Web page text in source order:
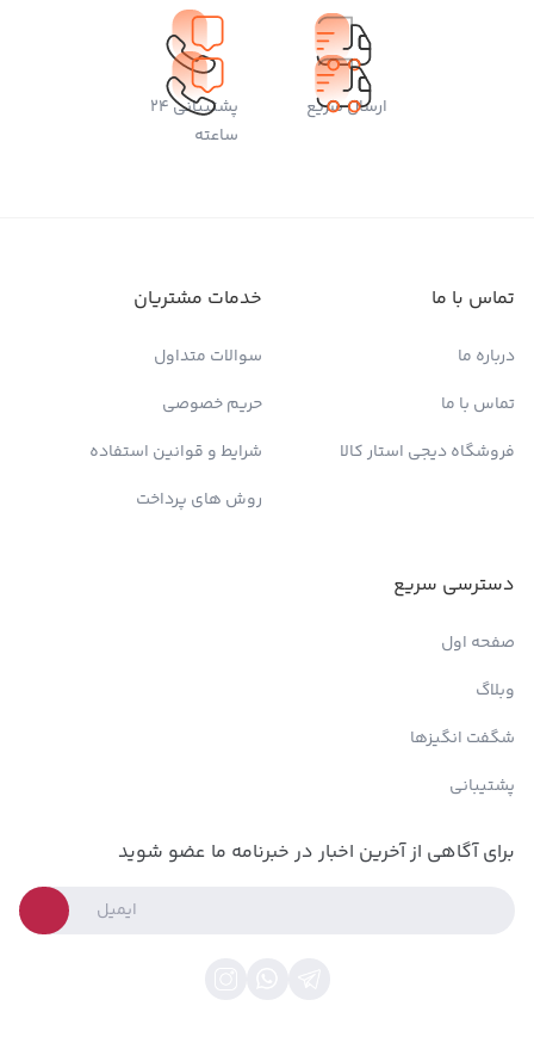
ارسال سریع
پشتیبانی 24
ساعته
تماس با ما
درباره ما
تماس با ما
فروشگاه دیجی استار کالا
خدمات مشتریان
سوالات متداول
حریم خصوصی
شرایط و قوانین استفاده
روش های پرداخت
دسترسی سریع
صفحه اول
وبلاگ
شگفت انگیزها
پشتیبانی
برای آگاهی از آخرین اخبار در خبرنامه ما عضو شوید